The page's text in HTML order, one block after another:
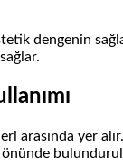
dengenin
arasında yer